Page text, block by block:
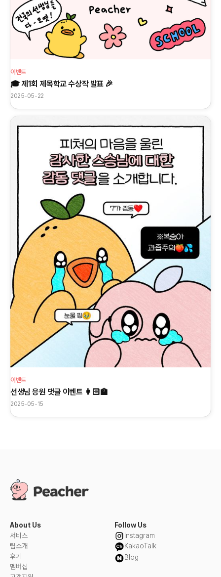
이벤트
🎓 제1회 제목학교 수상작 발표 🎉
2025-05-22
이벤트
선생님 응원 댓글 이벤트 👩🏻‍🏫
2025-05-15
About Us
서비스
팀소개
후기
멤버십
Follow Us
Instagram
KakaoTalk
Blog